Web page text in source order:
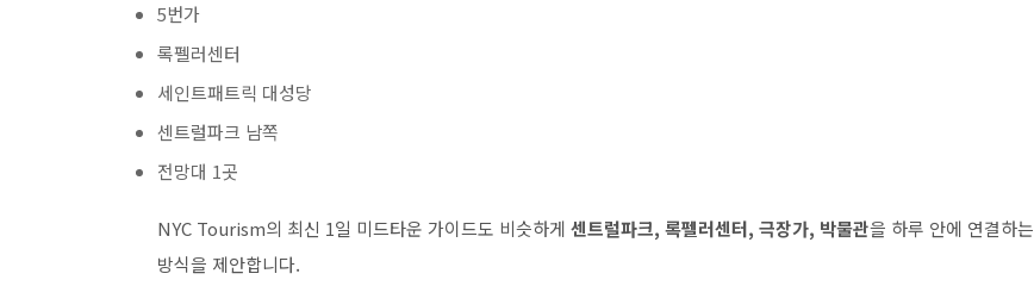
5번가
록펠러센터
세인트패트릭 대성당
센트럴파크 남쪽
전망대 1곳
NYC Tourism의 최신 1일 미드타운 가이드도 비슷하게 센트럴파크, 록펠러센터, 극장가, 박물관을 하루 안에 연결하는
방식을 제안합니다.